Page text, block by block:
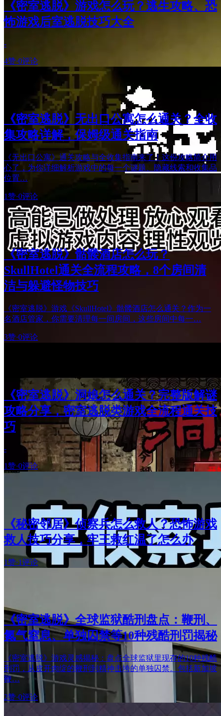
《密室逃脱》游戏怎么玩？逃生攻略、恐
怖游戏后室逃脱技巧大全
-
4赞·0评论
《密室逃脱》无出口公寓怎么通关？全收
集攻略详解，保姆级通关指南
《无出口公寓》通关攻略与全收集指南来了！这份攻略简介用
心了，为你详细解析游戏中的每一个谜题、隐藏线索和收集品
位置…
1赞·0评论
《密室逃脱》骷髅酒店怎么玩？
SkullHotel通关全流程攻略，8个房间清
洁与躲避怪物技巧
《密室逃脱》游戏《SkullHotel》骷髅酒店怎么通关？作为一
名酒店管家，你需要清理每一间房间，这些房间中每一…
3赞·0评论
《密室逃脱》洞娘怎么通关？完整版解谜
攻略分享，密室逃脱类游戏全流程通关技
巧
-
1赞·0评论
《秘密邻居》侦察兵怎么救人？恐怖游戏
救人技巧分享，牢王救红温了怎么办
1赞·1评论
《密室逃脱》全球监狱酷刑盘点：鞭刑、
氮气窒息、单独囚禁等10种残酷刑罚揭秘
《密室逃脱》游戏灵感揭秘：盘点全球监狱里现存的10种残酷
刑罚，从皮开肉绽的鞭刑到精神击垮的单独囚禁。包括新加坡
鞭…
2赞·0评论